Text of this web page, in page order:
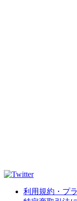
利用規約・プ